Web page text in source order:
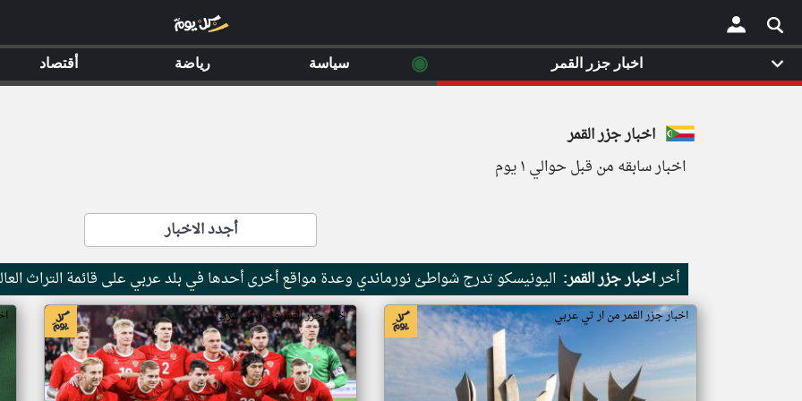
×
اخبار جزر القمر
اخبار سابقه من قبل حوالي ١ يوم
أجدد الاخبار
أخراخبار جزر القمر: اليونيسكو تدرج شواطئ نورماندي وعدة مواقع أخرى أحدها في بلد عربي على قائمة التراث
اخبار جزر القمر من ار تي عربي اخبار جزر القمر من ار تي عربي
اخبار جزر القمر ◉ سياسة رياضة أقتصاد